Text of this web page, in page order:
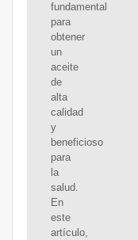
fundamental
para
obtener
un
aceite
de
alta
calidad
y
beneficioso
para
la
salud.
En
este
artículo,